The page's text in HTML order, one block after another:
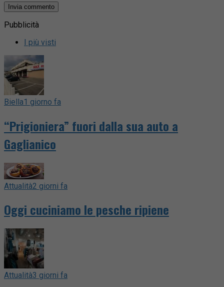
Pubblicità
I più visti
Biella1 giorno fa
“Prigioniera” fuori dalla sua auto a
Gaglianico
Attualità2 giorni fa
Oggi cuciniamo le pesche ripiene
Attualità3 giorni fa